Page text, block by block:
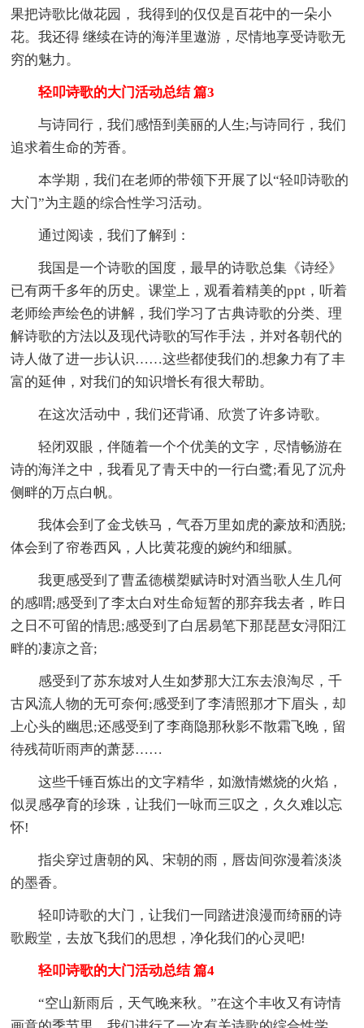
果把诗歌比做花园， 我得到的仅仅是百花中的一朵小
花。我还得 继续在诗的海洋里遨游，尽情地享受诗歌无
穷的魅力。
轻叩诗歌的大门活动总结 篇3
与诗同行，我们感悟到美丽的人生;与诗同行，我们
追求着生命的芳香。
本学期，我们在老师的带领下开展了以“轻叩诗歌的
大门”为主题的综合性学习活动。
通过阅读，我们了解到：
我国是一个诗歌的国度，最早的诗歌总集《诗经》
已有两千多年的历史。课堂上，观看着精美的ppt，听着
老师绘声绘色的讲解，我们学习了古典诗歌的分类、理
解诗歌的方法以及现代诗歌的写作手法，并对各朝代的
诗人做了进一步认识……这些都使我们的.想象力有了丰
富的延伸，对我们的知识增长有很大帮助。
在这次活动中，我们还背诵、欣赏了许多诗歌。
轻闭双眼，伴随着一个个优美的文字，尽情畅游在
诗的海洋之中，我看见了青天中的一行白鹭;看见了沉舟
侧畔的万点白帆。
我体会到了金戈铁马，气吞万里如虎的豪放和洒脱;
体会到了帘卷西风，人比黄花瘦的婉约和细腻。
我更感受到了曹孟德横槊赋诗时对酒当歌人生几何
的感喟;感受到了李太白对生命短暂的那弃我去者，昨日
之日不可留的情思;感受到了白居易笔下那琵琶女浔阳江
畔的凄凉之音;
感受到了苏东坡对人生如梦那大江东去浪淘尽，千
古风流人物的无可奈何;感受到了李清照那才下眉头，却
上心头的幽思;还感受到了李商隐那秋影不散霜飞晚，留
待残荷听雨声的萧瑟……
这些千锤百炼出的文字精华，如激情燃烧的火焰，
似灵感孕育的珍珠，让我们一咏而三叹之，久久难以忘
怀!
指尖穿过唐朝的风、宋朝的雨，唇齿间弥漫着淡淡
的墨香。
轻叩诗歌的大门，让我们一同踏进浪漫而绮丽的诗
歌殿堂，去放飞我们的思想，净化我们的心灵吧!
轻叩诗歌的大门活动总结 篇4
“空山新雨后，天气晚来秋。”在这个丰收又有诗情